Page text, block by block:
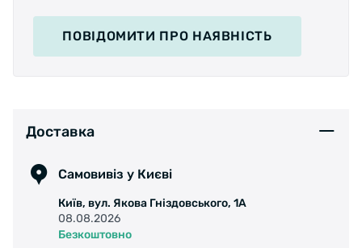
ПОВІДОМИТИ ПРО НАЯВНІСТЬ
Доставка
Самовивіз у Києві
Київ, вул. Якова Гніздовського, 1А
08.08.2026
Безкоштовно